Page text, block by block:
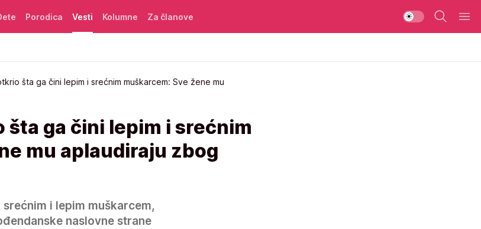
Porodica Vesti Kolumne Za članove
šta ga čini lepim i srećnim muškarcem: Sve žene mu
šta ga čini lepim i srećnim
mu aplaudiraju zbog
i lepim muškarcem,
naslovne strane